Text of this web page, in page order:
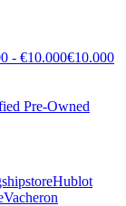
- €10.000€10.000
Pre-Owned
Hublot
Vacheron